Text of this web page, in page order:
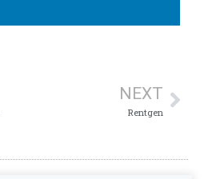
NEXT
Rentgen